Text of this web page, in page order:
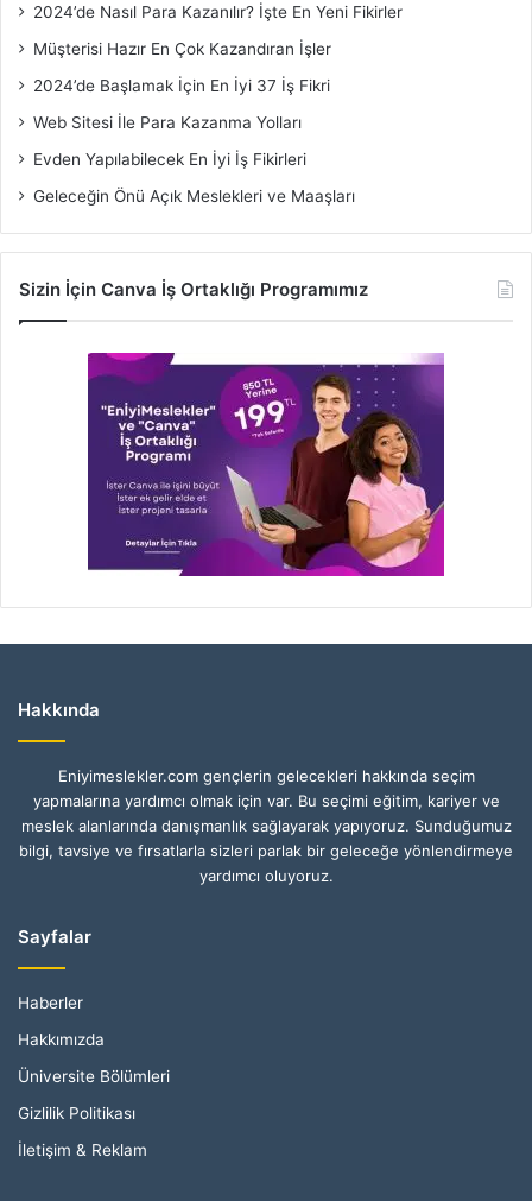
2024’de Nasıl Para Kazanılır? İşte En Yeni Fikirler
Müşterisi Hazır En Çok Kazandıran İşler
2024’de Başlamak İçin En İyi 37 İş Fikri
Web Sitesi İle Para Kazanma Yolları
Evden Yapılabilecek En İyi İş Fikirleri
Geleceğin Önü Açık Meslekleri ve Maaşları
Sizin İçin Canva İş Ortaklığı Programımız
Hakkında
Eniyimeslekler.com gençlerin gelecekleri hakkında seçim
yapmalarına yardımcı olmak için var. Bu seçimi eğitim, kariyer ve
meslek alanlarında danışmanlık sağlayarak yapıyoruz. Sunduğumuz
bilgi, tavsiye ve fırsatlarla sizleri parlak bir geleceğe yönlendirmeye
yardımcı oluyoruz.
Sayfalar
Haberler
Hakkımızda
Üniversite Bölümleri
Gizlilik Politikası
İletişim & Reklam